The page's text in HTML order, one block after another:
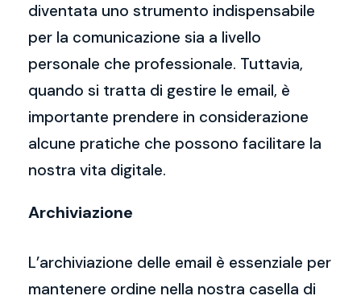
diventata uno strumento indispensabile
per la comunicazione sia a livello
personale che professionale. Tuttavia,
quando si tratta di gestire le email, è
importante prendere in considerazione
alcune pratiche che possono facilitare la
nostra vita digitale.
Archiviazione
L’archiviazione delle email è essenziale per
mantenere ordine nella nostra casella di